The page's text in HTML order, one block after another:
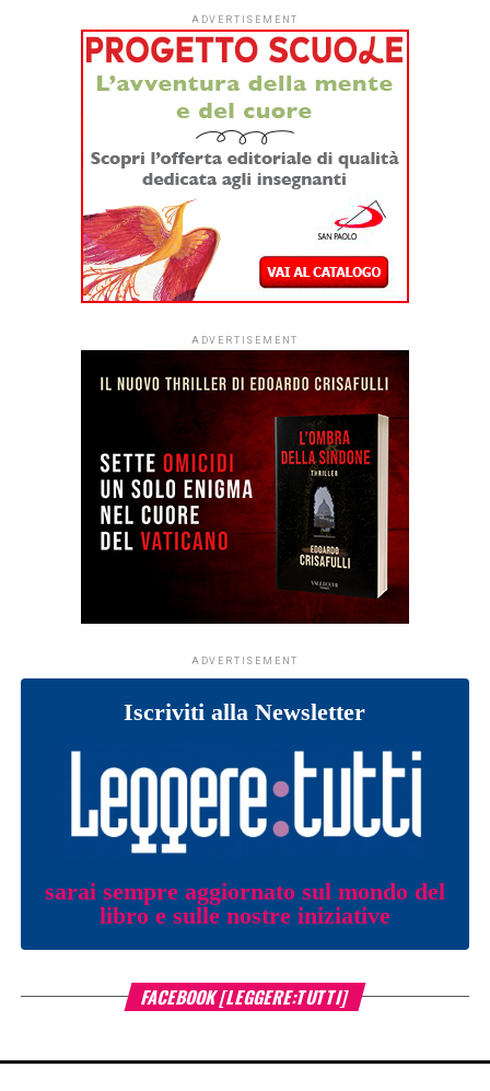
ADVERTISEMENT
ADVERTISEMENT
ADVERTISEMENT
Iscriviti alla Newsletter
sarai sempre aggiornato sul mondo del
libro e sulle nostre iniziative
FACEBOOK [LEGGERE:TUTTI]